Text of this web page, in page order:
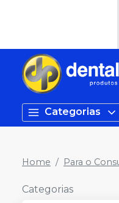
Categorias
Home Para o
Categorias